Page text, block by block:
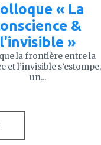
« La
&
l'invisible »
la frontière entre la
et l’invisible s’estompe,
un...